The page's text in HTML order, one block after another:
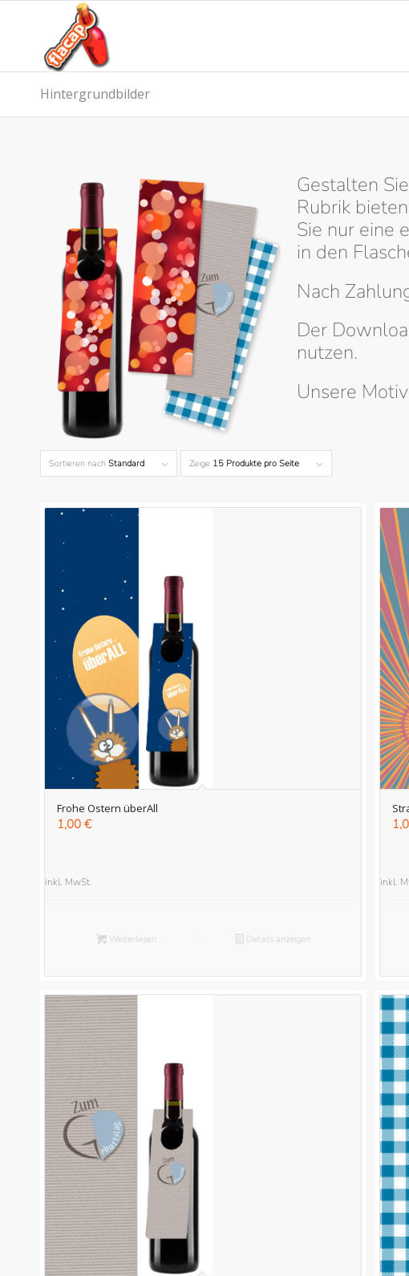
Hintergrundbilder
Gestalten
Rubrik
Sie nur eine
in den
Nach
Der
nutzen.
Unsere
Sortieren nach Standard Zeige 15 Produkte pro Seite
Frohe Ostern überAll
1,00 €
inkl. MwSt.
Weiterlesen Details anzeigen
inkl.